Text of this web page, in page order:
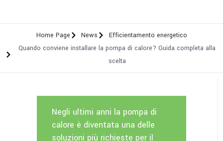
Home Page News
Efficientamento energetico
Quando conviene installare la pompa di calore? Guida completa alla
scelta
Negli ultimi anni la pompa di
calore è diventata una delle
soluzioni più richieste per il